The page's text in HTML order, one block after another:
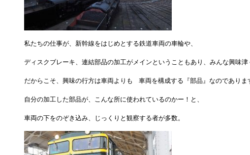
私たちの仕事が、新幹線をはじめとする鉄道車両の車輪や、
ディスクブレーキ、連結部品の加工がメインということもあり、みんな興味津
だからこそ、興味の行方は車両よりも 車両を構成する『部品』なのでありま
自分の加工した部品が、こんな所に使われているのかー！と、
車両の下をのぞき込み、じっくりと観察する者が多数。